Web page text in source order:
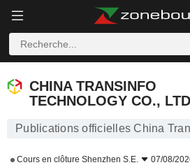
CHINA TRANSINFO
TECHNOLOGY CO., LTD
Publications officielles China
Cours en clôture Shenzhen S.E. 07/08/